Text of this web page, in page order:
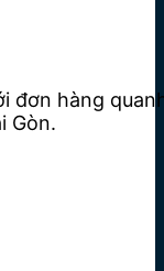
đơn hàng
Gòn.